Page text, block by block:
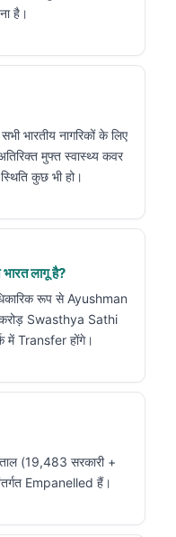
है।
भारतीय नागरिकों के लिए
मुफ्त स्वास्थ्य कवर
कुछ भी हो।
लागू है?
रूप से Ayushman
Swasthya Sathi
में Transfer होंगे।
(19,483 सरकारी +
Empanelled हैं।